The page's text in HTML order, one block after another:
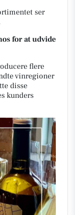
ser
for at udvide
flere
vinregioner
disse
kunders